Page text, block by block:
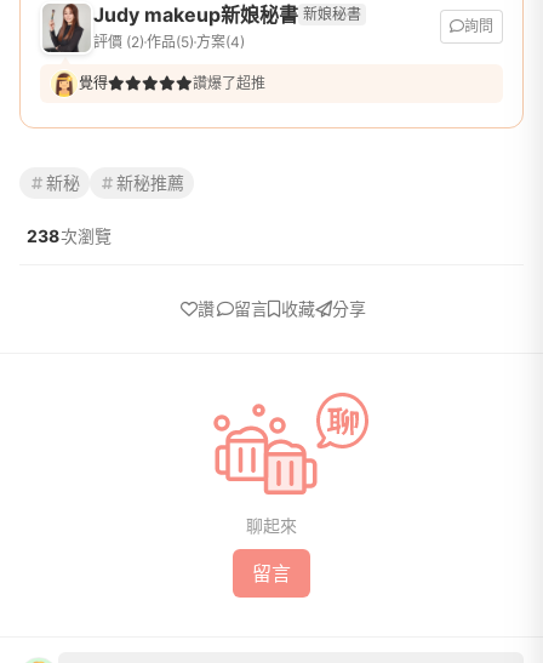
Judy makeup新娘秘書 新娘秘書
評價 (2) 作品(5) 方案(4)
詢問
覺得 讚爆了超推
新秘 新秘推薦
238次瀏覽
讚 留言 收藏 分享
聊起來
留言